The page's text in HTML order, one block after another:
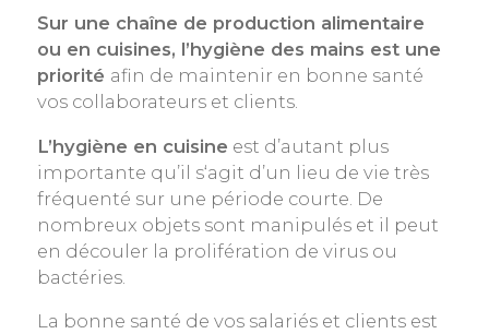
Sur une chaîne de production alimentaire
ou en cuisines, l’hygiène des mains est une
priorité afin de maintenir en bonne santé
vos collaborateurs et clients.
L’hygiène en cuisine est d’autant plus
importante qu’il s‘agit d’un lieu de vie très
fréquenté sur une période courte. De
nombreux objets sont manipulés et il peut
en découler la prolifération de virus ou
bactéries.
La bonne santé de vos salariés et clients est